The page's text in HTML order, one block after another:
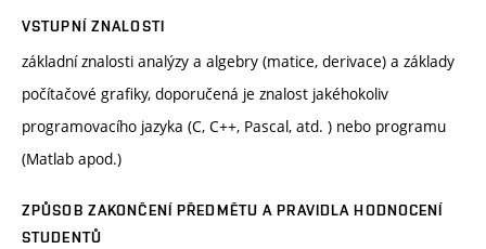
VSTUPNÍ ZNALOSTI
základní znalosti analýzy a algebry (matice, derivace) a základy
počítačové grafiky, doporučená je znalost jakéhokoliv
programovacího jazyka (C, C++, Pascal, atd. ) nebo programu
(Matlab apod.)
ZPŮSOB ZAKONČENÍ PŘEDMĚTU A PRAVIDLA HODNOCENÍ
STUDENTŮ